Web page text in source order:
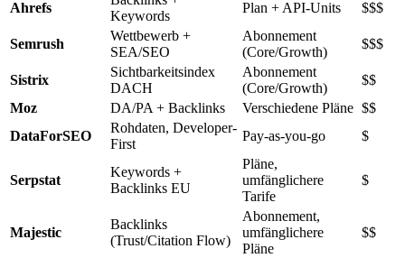
Ahrefs
Keywords
Plan + API-Units $$$
Semrush
Wettbewerb +
SEA/SEO
Abonnement
(Core/Growth)
$$$
Sistrix
Sichtbarkeitsindex
DACH
Abonnement
(Core/Growth)
$$
Moz
DA/PA + Backlinks Verschiedene Pläne $$
DataForSEO
Rohdaten, Developer-
First
Pay-as-you-go $
Serpstat
Keywords +
Backlinks EU
Pläne,
umfänglichere
Tarife
$
Majestic
Backlinks
(Trust/Citation Flow)
Abonnement,
umfänglichere
Pläne
$$